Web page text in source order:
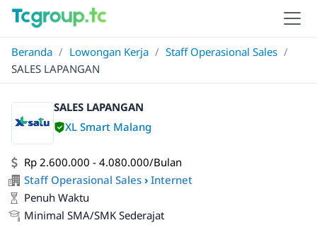
Beranda / Lowongan Kerja / Staff Operasional Sales /
SALES LAPANGAN
SALES LAPANGAN
XL Smart Malang
Rp 2.600.000 - 4.080.000/Bulan
Staff Operasional Sales › Internet
Penuh Waktu
Minimal SMA/SMK Sederajat